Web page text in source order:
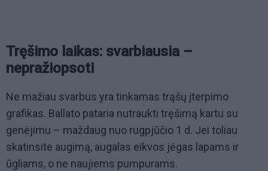
Tręšimo laikas: svarbiausia –
nepražiopsoti
Ne mažiau svarbus yra tinkamas trąšų įterpimo
grafikas. Ballato pataria nutraukti tręšimą kartu su
genėjimu – maždaug nuo rugpjūčio 1 d. Jei toliau
skatinsite augimą, augalas eikvos jėgas lapams ir
ūgliams, o ne naujiems pumpurams.